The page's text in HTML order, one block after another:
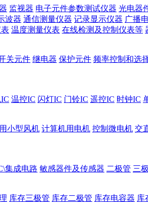
监视器 电子元件参数测试仪器 光电器
波器 通信测量仪器 记录显示仪器 广播
温度测量仪表 在线检测及控制仪表等
关元件 继电器 保护元件 频率控制和选
温控IC 闪灯IC 门铃IC 遥控IC 时钟IC
小型风机 计算机用电机 控制微电机 交
集成电路 敏感器件及传感器 二极管 三
库存三极管 库存二极管 库存电容器 库